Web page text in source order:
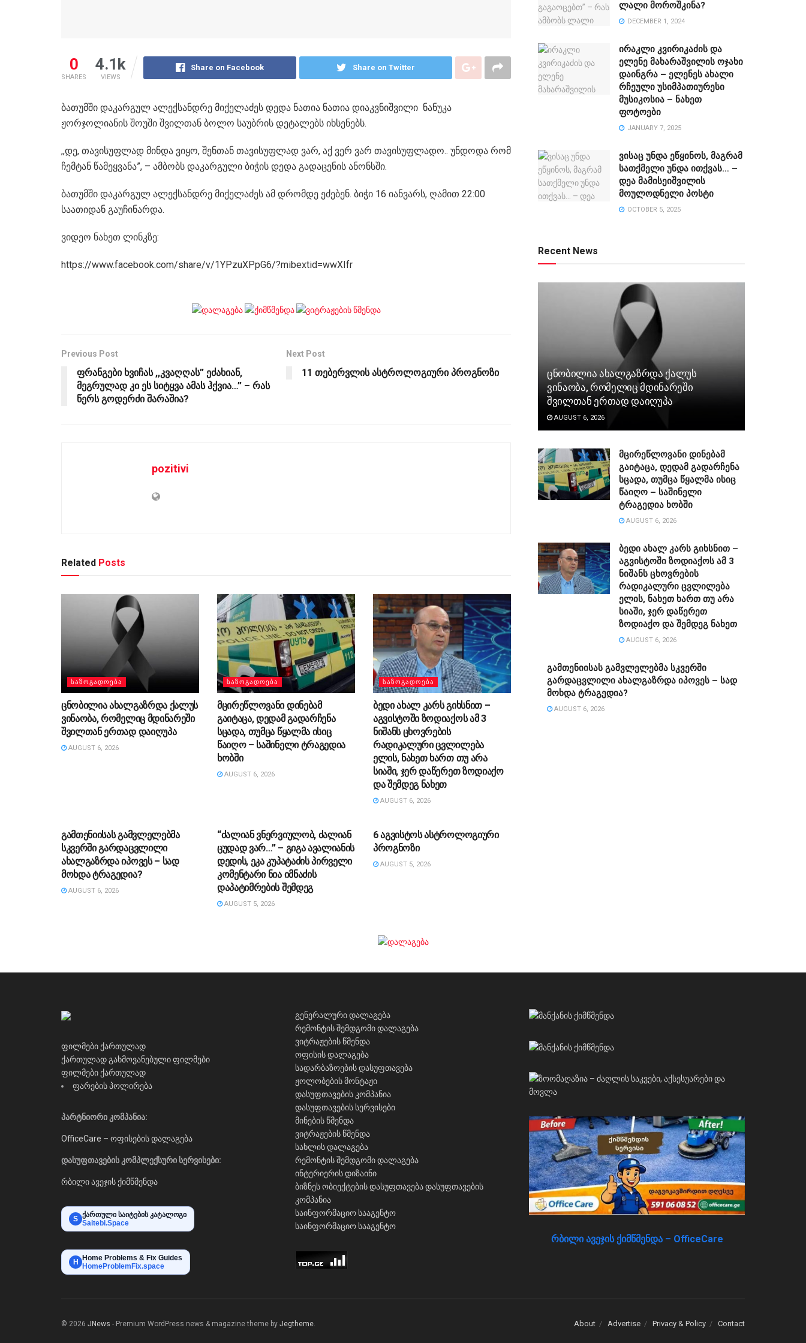
0
SHARES
4.1k
VIEWS
Share on Facebook Share on Twitter
ბათუმში დაკარგულ ალექსანდრე მიქელაძეს დედა ნათია ნათია დიაკვნიშვილი ნანუკა
ჟორჯოლიანის შოუში შვილთან ბოლო საუბრის დეტალებს იხსენებს.
,,დე, თავისუფლად მინდა ვიყო, შენთან თავისუფლად ვარ, აქ ვერ ვარ თავისუფლადო.. უნდოდა რომ
ჩემტან წამეყვანა”, – ამბობს დაკარგული ბიჭის დედა გადაცენის ანონსში.
ბათუმში დაკარგულ ალექსანდრე მიქელაძეს ამ დრომდე ეძებენ. ბიჭი 16 იანვარს, ღამით 22:00
საათიდან გაუჩინარდა.
ვიდეო ნახეთ ლინკზე:
https://www.facebook.com/share/v/1YPzuXPpG6/?mibextid=wwXIfr
Previous Post
ფრანგები ხვიჩას ,,კვაღღას” ეძახიან,
მეგრულად კი ეს სიტყვა ამას ჰქვია…” – რას
წერს გოდერძი შარაშია?
Next Post
11 თებერვლის ასტროლოგიური პროგნოზი
pozitivi
Related Posts
ᲡᲐᲖᲝᲒᲐᲓᲝᲔᲑᲐ
ცნობილია ახალგაზრდა ქალუს
ვინაობა, რომელიც მდინარეში
შვილთან ერთად დაიღუპა
AUGUST 6, 2026
ᲡᲐᲖᲝᲒᲐᲓᲝᲔᲑᲐ
მცირეწლოვანი დინებამ
გაიტაცა, დედამ გადარჩენა
სცადა, თუმცა წყალმა ისიც
წაიღო – საშინელი ტრაგედია
ხობში
AUGUST 6, 2026
ᲡᲐᲖᲝᲒᲐᲓᲝᲔᲑᲐ
ბედი ახალ კარს გიხსნით –
აგვისტოში ზოდიაქოს ამ 3
ნიშანს ცხოვრების
რადიკალური ცვლილება
ელის, ნახეთ ხართ თუ არა
სიაში, ჯერ დაწერეთ ზოდიაქო
და შემდეგ ნახეთ
AUGUST 6, 2026
გამთენიისას გამვლელებმა
სკვერში გარდაცვლილი
ახალგაზრდა იპოვეს – სად
მოხდა ტრაგედია?
AUGUST 6, 2026
“ძა­ლი­ან ვნერ­ვი­უ­ლობ, ძა­ლი­ან
ცუ­დად ვარ…” – გიგა ავა­ლი­ა­ნის
დე­დის, ეკა კუ­პა­ტა­ძის პირველი
კომენტარი ნია იმნაძის
დაპატიმრების შემდეგ
AUGUST 5, 2026
6 აგვისტოს ასტროლოგიური
პროგნოზი
AUGUST 5, 2026
ლალი მოროშკინა?
DECEMBER 1, 2024
ირაკლი კვირიკაძის და
ელენე მახარაშვილის ოჯახი
დაინგრა – ელენეს ახალი
რჩეული უსიმპათიურესი
მუსიკოსია – ნახეთ
ფოტოები
JANUARY 7, 2025
ვისაც უნდა ეწყინოს, მაგრამ
სათქმელი უნდა ითქვას… –
დეა მამისეიშვილის
მოულოდნელი პოსტი
OCTOBER 5, 2025
Recent News
ცნობილია ახალგაზრდა ქალუს
ვინაობა, რომელიც მდინარეში
შვილთან ერთად დაიღუპა
AUGUST 6, 2026
მცირეწლოვანი დინებამ
გაიტაცა, დედამ გადარჩენა
სცადა, თუმცა წყალმა ისიც
წაიღო – საშინელი
ტრაგედია ხობში
AUGUST 6, 2026
ბედი ახალ კარს გიხსნით –
აგვისტოში ზოდიაქოს ამ 3
ნიშანს ცხოვრების
რადიკალური ცვლილება
ელის, ნახეთ ხართ თუ არა
სიაში, ჯერ დაწერეთ
ზოდიაქო და შემდეგ ნახეთ
AUGUST 6, 2026
გამთენიისას გამვლელებმა სკვერში
გარდაცვლილი ახალგაზრდა იპოვეს – სად
მოხდა ტრაგედია?
AUGUST 6, 2026
ფილმები ქართულად
ქართულად გახმოვანებული ფილმები
ფილმები ქართულად
ფარების პოლირება
პარტნიორი კომპანია:
OfficeCare – ოფისების დალაგება
დასუფთავების კომპლექსური სერვისები:
რბილი ავეჯის ქიმწმენდა
S ქართული საიტების კატალოგი
Saitebi.Space
H Home Problems & Fix Guides
HomeProblemFix.space
გენერალური დალაგება
რემონტის შემდგომი დალაგება
ვიტრაჟების წმენდა
ოფისის დალაგება
სადარბაზოების დასუფთავება
ჟოლობების მონტაჟი
დასუფთავების კომპანია
დასუფთავების სერვისები
მინების წმენდა
ვიტრაჟების წმენდა
სახლის დალაგება
რემონტის შემდგომი დალაგება
ინტერიერის დიზაინი
ბიზნეს ობიექტების დასუფთავებადასუფთავების
კომპანია
საინფორმაციო სააგენტო
საინფორმაციო სააგენტო
რბილი ავეჯის ქიმწმენდა – OfficeCare
About Advertise Privacy & Policy Contact
© 2026 JNews - Premium WordPress news & magazine theme by Jegtheme.